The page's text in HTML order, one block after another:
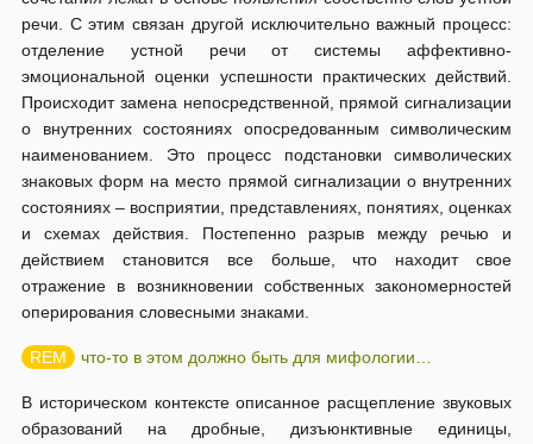
речи. С этим связан другой исключительно важный процесс:
отделение устной речи от системы аффективно-
эмоциональной оценки успешности практических действий.
Происходит замена непосредственной, прямой сигнализации
о внутренних состояниях опосредованным символическим
наименованием. Это процесс подстановки символических
знаковых форм на место прямой сигнализации о внутренних
состояниях – восприятии, представлениях, понятиях, оценках
и схемах действия. Постепенно разрыв между речью и
действием становится все больше, что находит свое
отражение в возникновении собственных закономерностей
оперирования словесными знаками.
что-то в этом должно быть для мифологии…
В историческом контексте описанное расщепление звуковых
образований на дробные, дизъюнктивные единицы,